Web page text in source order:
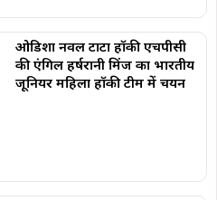
ओडिशा नवल टाटा हॉकी एचपीसी
की एंगिल हर्षरानी मिंज का भारतीय
जूनियर महिला हॉकी टीम में चयन